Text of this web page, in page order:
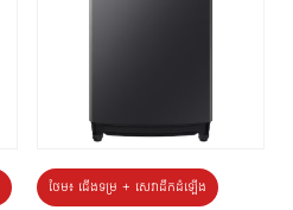
ថែម៖ ជើងទម្រ + សេវាដឹកដំឡើង